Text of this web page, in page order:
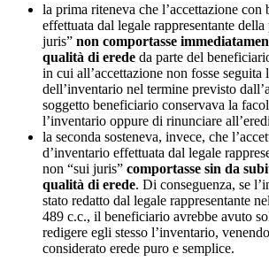
la prima riteneva che l’accettazione con
effettuata dal legale rappresentante della
juris” non comportasse
qualità di erede da parte del
in cui all’accettazione non fosse seguita
dell’inventario nel termine previsto
soggetto beneficiario conservava la
l’inventario oppure di rinunciare
la seconda sosteneva, invece, che
d’inventario effettuata dal legale
non “sui juris” comportasse sin da
qualità di erede. Di conseguenza, se
stato redatto dal legale rappresentante
489 c.c., il beneficiario avrebbe avuto
redigere egli stesso l’inventario,
considerato erede puro e semplice.